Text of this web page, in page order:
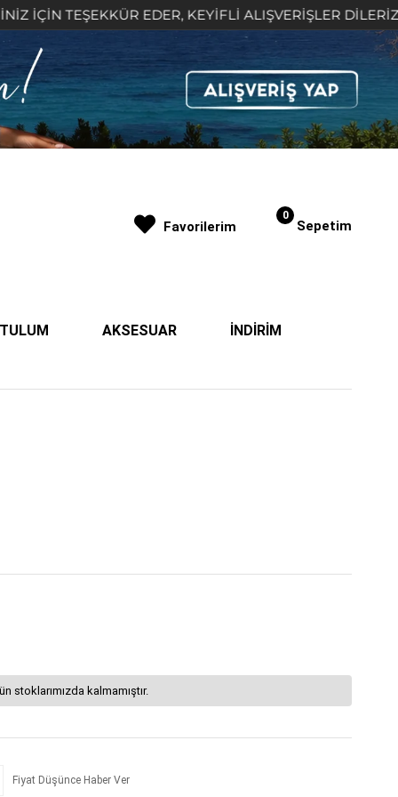
TEŞEKKÜR EDER, KEYİFLİ ALIŞVERİŞLER DİLERİZ 🤍
Sepetim
0
AKSESUAR İNDİRİM
Favorilerim
stoklarımızda kalmamıştır.
Fiyat Düşünce Haber Ver